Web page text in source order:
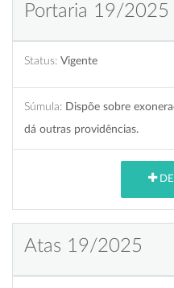
Portaria 19/2025
Status: Vigente
Súmula: Dispõe sobre
dá outras providências.
Atas 19/2025